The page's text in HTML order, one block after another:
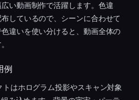
い動画制作で活躍します。色違
しているので、シーンに合わせて
違いを使い分けると、動画全体の
例
トはホログラム投影やスキャン対象